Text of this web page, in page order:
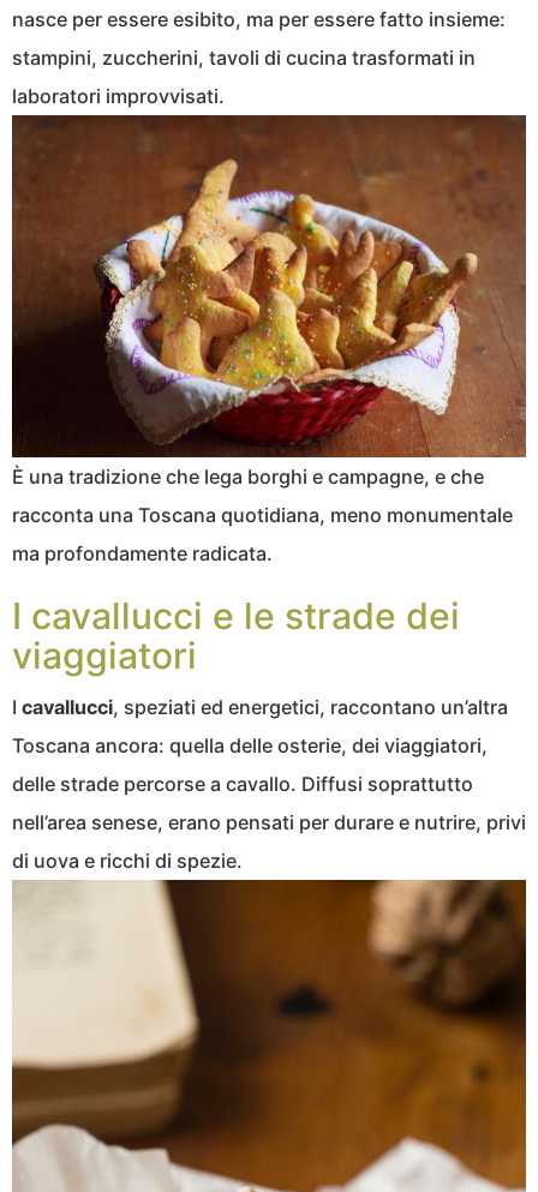
nasce per essere esibito, ma per essere fatto insieme:
stampini, zuccherini, tavoli di cucina trasformati in
laboratori improvvisati.
È una tradizione che lega borghi e campagne, e che
racconta una Toscana quotidiana, meno monumentale
ma profondamente radicata.
I cavallucci e le strade dei
viaggiatori
I cavallucci, speziati ed energetici, raccontano un’altra
Toscana ancora: quella delle osterie, dei viaggiatori,
delle strade percorse a cavallo. Diffusi soprattutto
nell’area senese, erano pensati per durare e nutrire, privi
di uova e ricchi di spezie.